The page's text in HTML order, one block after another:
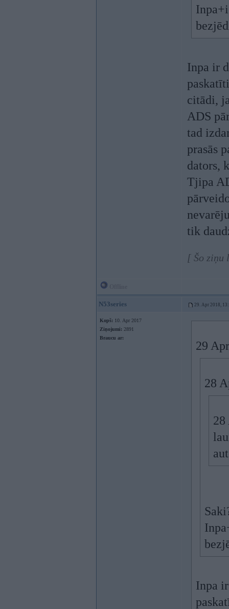
Inpa ir
citādi,
ADS
tad
prasās
dators,
Tjipa
tik
[ Šo ziņu
N53series 29. Apr 2018,
Kopš: 10. Apr 2017
Ziņojumi: 2891
Braucu ar:
29
28
28
Inpa